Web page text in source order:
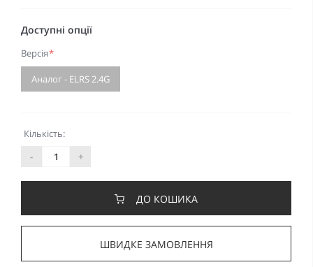
Доступні опції
Версія*
Аналог - ELRS 2.4G
Кількість:
-
+
ДО КОШИКА
ШВИДКЕ ЗАМОВЛЕННЯ